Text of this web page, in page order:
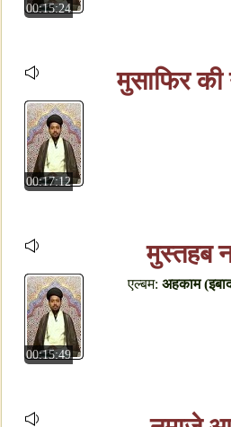
00:15:24
मुसाफिर की
00:17:12
मुस्तहब
00:15:49
एल्बम: अहकाम